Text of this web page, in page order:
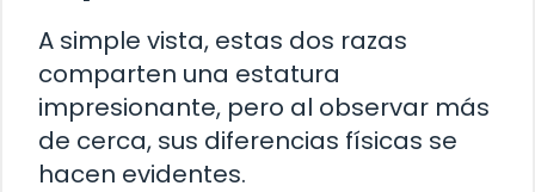
A simple vista, estas dos razas
comparten una estatura
impresionante, pero al observar más
de cerca, sus diferencias físicas se
hacen evidentes.